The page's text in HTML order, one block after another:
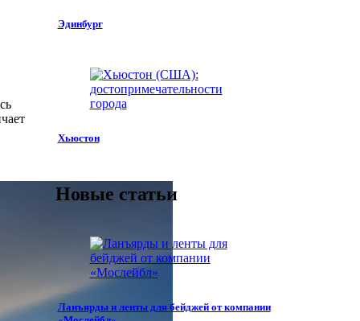
Эдинбург
Хьюстон
Новые статьи
Ланъярды и ленты для бейджей от компании